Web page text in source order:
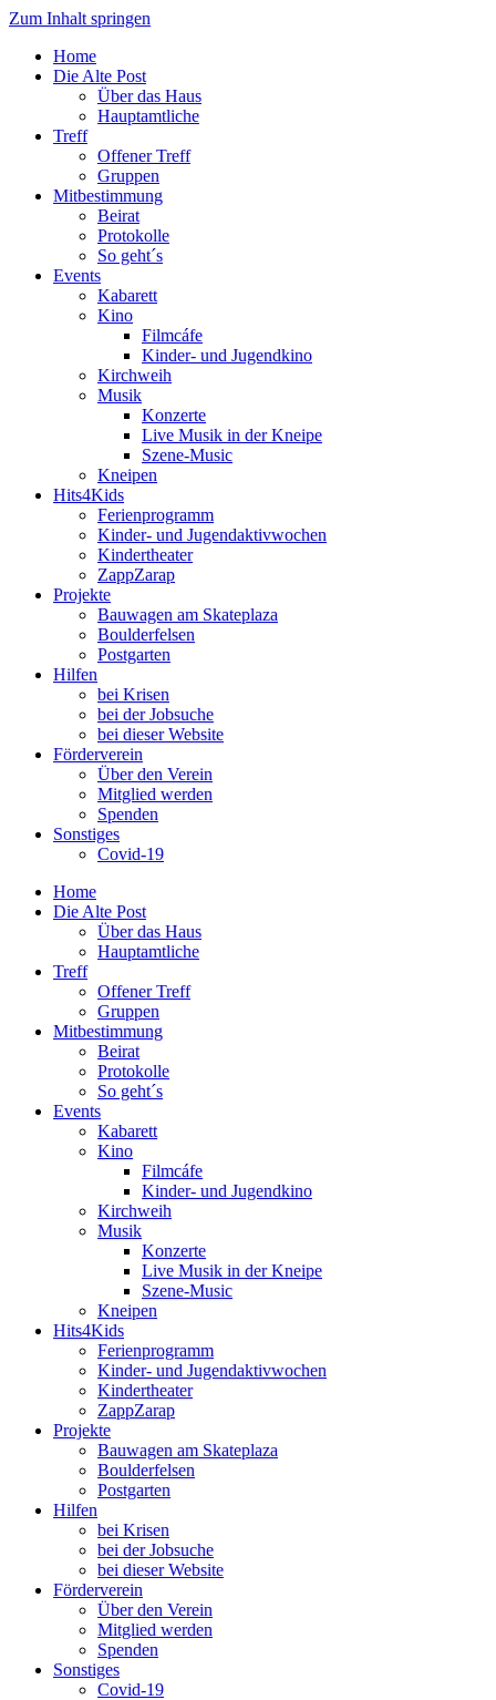
Zum Inhalt springen
Home
Die Alte Post
Über das Haus
Hauptamtliche
Treff
Offener Treff
Gruppen
Mitbestimmung
Beirat
Protokolle
So geht´s
Events
Kabarett
Kino
Filmcáfe
Kinder- und Jugendkino
Kirchweih
Musik
Konzerte
Live Musik in der Kneipe
Szene-Music
Kneipen
Hits4Kids
Ferienprogramm
Kinder- und Jugendaktivwochen
Kindertheater
ZappZarap
Projekte
Bauwagen am Skateplaza
Boulderfelsen
Postgarten
Hilfen
bei Krisen
bei der Jobsuche
bei dieser Website
Förderverein
Über den Verein
Mitglied werden
Spenden
Sonstiges
Covid-19
Home
Die Alte Post
Über das Haus
Hauptamtliche
Treff
Offener Treff
Gruppen
Mitbestimmung
Beirat
Protokolle
So geht´s
Events
Kabarett
Kino
Filmcáfe
Kinder- und Jugendkino
Kirchweih
Musik
Konzerte
Live Musik in der Kneipe
Szene-Music
Kneipen
Hits4Kids
Ferienprogramm
Kinder- und Jugendaktivwochen
Kindertheater
ZappZarap
Projekte
Bauwagen am Skateplaza
Boulderfelsen
Postgarten
Hilfen
bei Krisen
bei der Jobsuche
bei dieser Website
Förderverein
Über den Verein
Mitglied werden
Spenden
Sonstiges
Covid-19